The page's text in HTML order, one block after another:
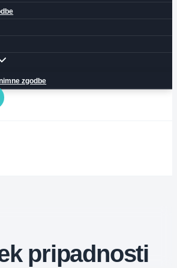
zgodbe
pripadnosti